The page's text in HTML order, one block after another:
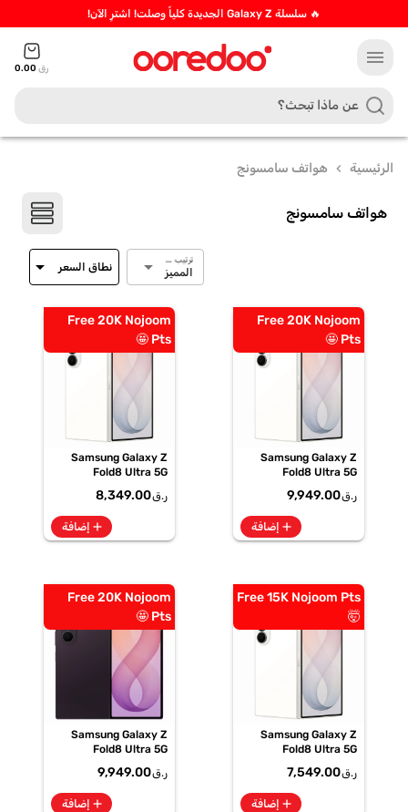
🔥 سلسلة Galaxy Z الجديدة كلياً وصلت! اشترِ الآن!
menu رق 0.00
الرئيسية chevron_left هواتف سامسونج
هواتف سامسونج
ترتيب حسب
المميز arrow_drop_down نطاق السعر arrow_drop_down
Free 20K Nojoom
Pts 🤩
Samsung Galaxy Z
Fold8 Ultra 5G
Smartphone, SM-
F976BZWPMEA
ر.ق9,949.00
add إضافة
Free 20K Nojoom
Pts 🤩
Samsung Galaxy Z
Fold8 Ultra 5G
Smartphone, SM-
F976BZWOMEA
ر.ق8,349.00
add إضافة
Free 15K Nojoom Pts
🤯
Samsung Galaxy Z
Fold8 Ultra 5G
Smartphone, SM-
F976BZWIMEA
ر.ق7,549.00
add إضافة
Free 20K Nojoom
Pts 🤩
Samsung Galaxy Z
Fold8 Ultra 5G
Shadow Smartphone,
SM-F976BZVPMEA
ر.ق9,949.00
add إضافة